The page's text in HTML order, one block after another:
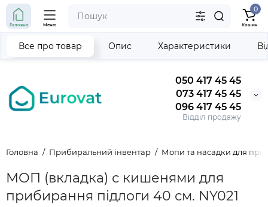
050 417 45 45
073 417 45 45
096 417 45 45
Відділ продажу
Головна Меню
0
Кошик
Головна Прибиральний інвентар Мопи та насадки для
МОП (вкладка) с кишенями для
прибирання підлоги 40 см. NY021
Все про товар Опис Характеристики